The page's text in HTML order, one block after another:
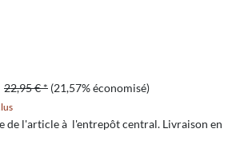
22,95 € * (21,57% économisé)
de l'article à l'entrepôt central. Livraison en